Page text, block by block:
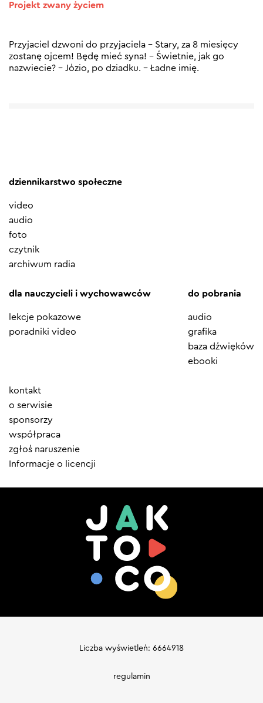
Projekt zwany życiem
Przyjaciel dzwoni do przyjaciela - Stary, za 8 miesięcy
zostanę ojcem! Będę mieć syna! - Świetnie, jak go
nazwiecie? - Józio, po dziadku. - Ładne imię.
dziennikarstwo społeczne
video
audio
foto
czytnik
archiwum radia
dla nauczycieli i wychowawców
lekcje pokazowe
poradniki video
do pobrania
audio
grafika
baza dźwięków
ebooki
Element
menu
kontakt
o serwisie
sponsorzy
współpraca
zgłoś naruszenie
Informacje o licencji
Liczba wyświetleń: 6664918
regulamin